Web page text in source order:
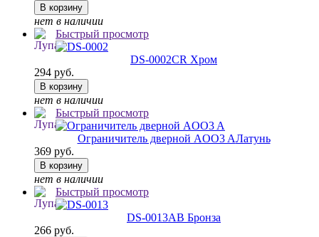
В корзину
нет в наличии
Быстрый просмотр
DS-0002CR Хром
294 руб.
В корзину
нет в наличии
Быстрый просмотр
Ограничитель дверной AOO3 AЛатунь
369 руб.
В корзину
нет в наличии
Быстрый просмотр
DS-0013AB Бронза
266 руб.